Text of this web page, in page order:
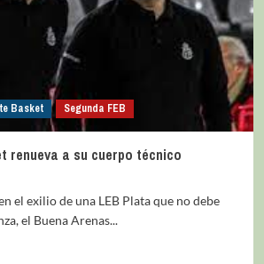
Basket Segunda FEB
renueva a su cuerpo técnico
el exilio de una LEB Plata que no debe
el Buena Arenas...